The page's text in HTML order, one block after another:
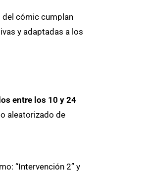
cómic cumplan
y adaptadas a los
entre los 10 y 24
aleatorizado de
“Intervención 2” y